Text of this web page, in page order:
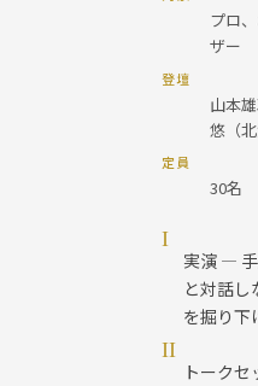
プロ
ザー
登壇
山本
悠（北
定員
30名
I
実演 —
と対話
を掘り下
II
トーク